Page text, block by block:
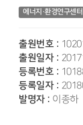
에너지·환경연구센터
출원번호 :
출원일자 :
등록번호 :
등록일자 :
발명자 : 이종하